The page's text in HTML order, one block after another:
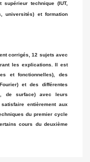
supérieur technique (IUT,
universités) et formation
corrigés, 12 sujets avec
les explications. Il est
et fonctionnelles), des
et des différentes
de surface) avec leurs
entièrement aux
du premier cycle
cours du deuxième